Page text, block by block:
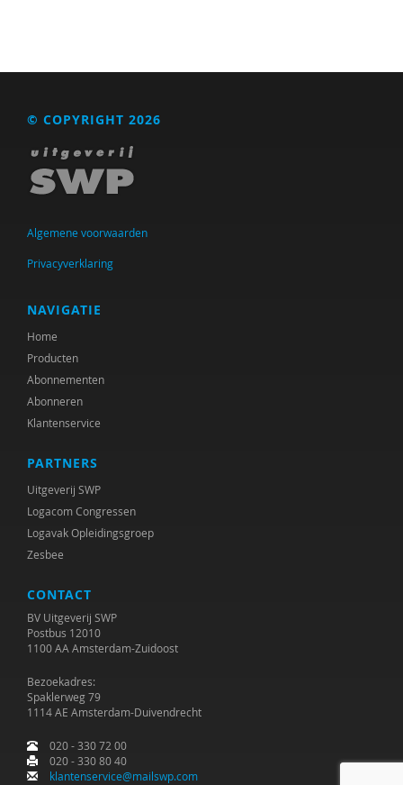
© COPYRIGHT 2026
Algemene voorwaarden
Privacyverklaring
NAVIGATIE
Home
Producten
Abonnementen
Abonneren
Klantenservice
PARTNERS
Uitgeverij SWP
Logacom Congressen
Logavak Opleidingsgroep
Zesbee
CONTACT
BV Uitgeverij SWP
Postbus 12010
1100 AA Amsterdam-Zuidoost
Bezoekadres:
Spaklerweg 79
1114 AE Amsterdam-Duivendrecht
020 - 330 72 00
020 - 330 80 40
klantenservice@mailswp.com